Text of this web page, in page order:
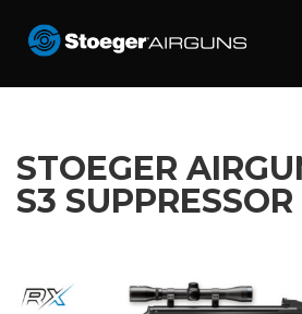
STOEGER
S3 SUPPRESSOR